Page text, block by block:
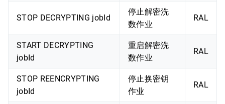
STOP DECRYPTING jobId
停止解密洗
数作业
RAL
START DECRYPTING
jobId
重启解密洗
数作业
RAL
STOP REENCRYPTING
jobId
停止换密钥
作业
RAL